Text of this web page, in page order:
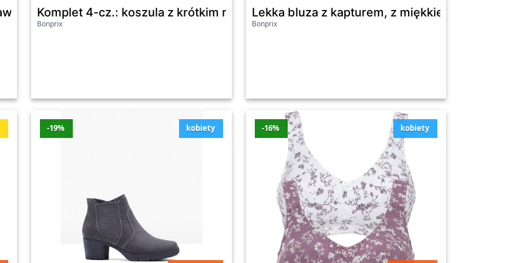
Sklep Przecena
zniżki
Cena
cena
Bonprix -20% -40 zł Tak
-40 zł
zł
Nie
-30 zł
329.99
zł
Nie
fit Bonprix Bonprix -30 zł
519.99
Tak
organicznej (komplet 2-cz.) - Bonprix
Komplet 4-cz.: koszula z krótkim rękawem, bermudy, szelki i mucha - Bonprix
Bonprix
Lekka bluza z kapturem, z miękkiego polaru -
Bonprix
kobiety
-19% kobiety
-16%